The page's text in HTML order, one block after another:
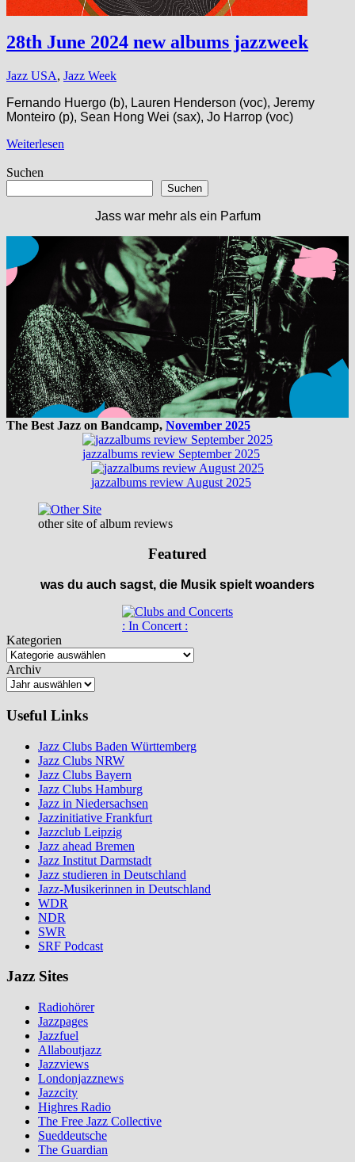
28th June 2024 new albums jazzweek
Jazz USA, Jazz Week
Fernando Huergo (b), Lauren Henderson (voc), Jeremy
Monteiro (p), Sean Hong Wei (sax), Jo Harrop (voc)
Weiterlesen
Suchen
Suchen
Jass war mehr als ein Parfum
The Best Jazz on Bandcamp, November 2025
jazzalbums review September 2025
jazzalbums review August 2025
other site of album reviews
Featured
was du auch sagst, die Musik spielt woanders
: In Concert :
Kategorien
Archiv
Useful Links
Jazz Clubs Baden Württemberg
Jazz Clubs NRW
Jazz Clubs Bayern
Jazz Clubs Hamburg
Jazz in Niedersachsen
Jazzinitiative Frankfurt
Jazzclub Leipzig
Jazz ahead Bremen
Jazz Institut Darmstadt
Jazz studieren in Deutschland
Jazz-Musikerinnen in Deutschland
WDR
NDR
SWR
SRF Podcast
Jazz Sites
Radiohörer
Jazzpages
Jazzfuel
Allaboutjazz
Jazzviews
Londonjazznews
Jazzcity
Highres Radio
The Free Jazz Collective
Sueddeutsche
The Guardian